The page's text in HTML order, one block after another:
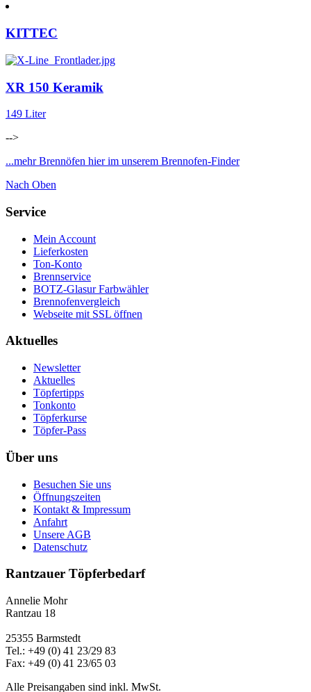
KITTEC
XR 150 Keramik
149 Liter
-->
...mehr Brennöfen hier im unserem Brennofen-Finder
Nach Oben
Service
Mein Account
Lieferkosten
Ton-Konto
Brennservice
BOTZ-Glasur Farbwähler
Brennofenvergleich
Webseite mit SSL öffnen
Aktuelles
Newsletter
Aktuelles
Töpfertipps
Tonkonto
Töpferkurse
Töpfer-Pass
Über uns
Besuchen Sie uns
Öffnungszeiten
Kontakt & Impressum
Anfahrt
Unsere AGB
Datenschutz
Rantzauer Töpferbedarf
Annelie Mohr
Rantzau 18
25355 Barmstedt
Tel.: +49 (0) 41 23/29 83
Fax: +49 (0) 41 23/65 03
Alle Preisangaben sind inkl. MwSt.